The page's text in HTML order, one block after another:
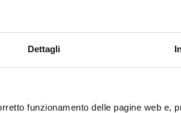
Dettagli
funzionamento delle pagine web e,
della Citizen Science
con l'obiettivo di agevolare il
la-sostenibilita-ambientale